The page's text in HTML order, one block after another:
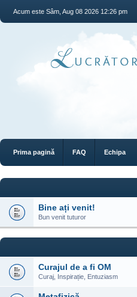
Acum este Sâm, Aug 08 2026 12:26 pm
Prima pagină FAQ Echipa
Bine ați venit!
Bun venit tuturor
Curajul de a fi OM
Curaj, Inspirație, Entuziasm